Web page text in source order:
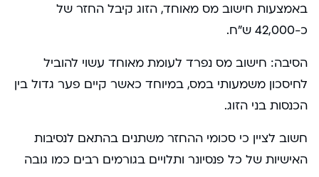
באמצעות חישוב מס מאוחד, הזוג קיבל החזר של
כ-42,000 ש”ח.
הסיבה: חישוב מס נפרד לעומת מאוחד עשוי להוביל
לחיסכון משמעותי במס, במיוחד כאשר קיים פער גדול בין
הכנסות בני הזוג.
חשוב לציין כי סכומי ההחזר משתנים בהתאם לנסיבות
האישיות של כל פנסיונר ותלויים בגורמים רבים כמו גובה